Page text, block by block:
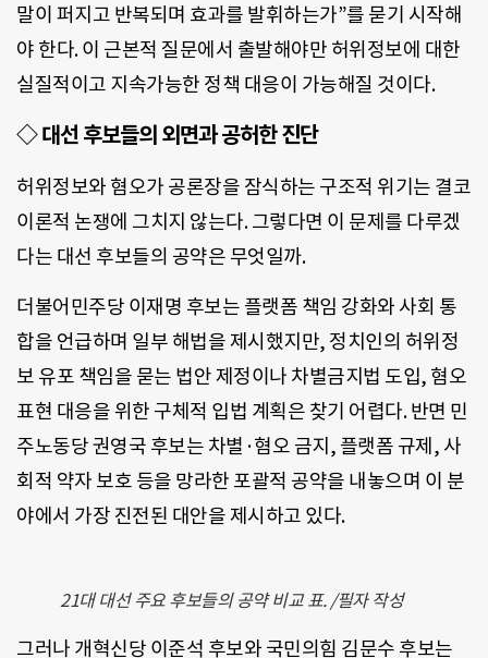
말이 퍼지고 반복되며 효과를 발휘하는가”를 묻기 시작해
야 한다. 이 근본적 질문에서 출발해야만 허위정보에 대한
실질적이고 지속가능한 정책 대응이 가능해질 것이다.
◇ 대선 후보들의 외면과 공허한 진단
허위정보와 혐오가 공론장을 잠식하는 구조적 위기는 결코
이론적 논쟁에 그치지 않는다. 그렇다면 이 문제를 다루겠
다는 대선 후보들의 공약은 무엇일까.
더불어민주당 이재명 후보는 플랫폼 책임 강화와 사회 통
합을 언급하며 일부 해법을 제시했지만, 정치인의 허위정
보 유포 책임을 묻는 법안 제정이나 차별금지법 도입, 혐오
표현 대응을 위한 구체적 입법 계획은 찾기 어렵다. 반면 민
주노동당 권영국 후보는 차별·혐오 금지, 플랫폼 규제, 사
회적 약자 보호 등을 망라한 포괄적 공약을 내놓으며 이 분
야에서 가장 진전된 대안을 제시하고 있다.
21대 대선 주요 후보들의 공약 비교 표. /필자 작성
그러나 개혁신당 이준석 후보와 국민의힘 김문수 후보는